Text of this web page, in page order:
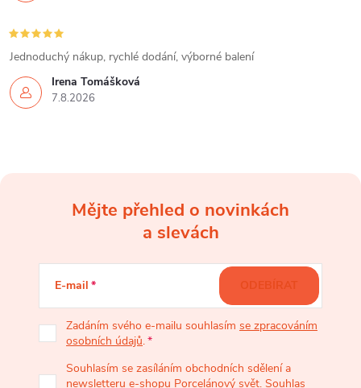
Irena Tomášková
7.8.2026
Jednoduchý nákup, rychlé dodání, výborné balení
Mějte přehled o novinkách
a slevách
E-mail
Zadáním svého e-mailu souhlasím se zpracováním
osobních údajů.
Souhlasím se zasíláním obchodních sdělení a
newsletteru e-shopu Porcelánový svět. Souhlas
ODEBÍRAT